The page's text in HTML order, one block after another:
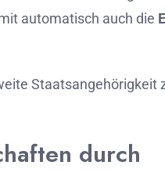
automatisch auch die
Staatsangehörigkeit
durch